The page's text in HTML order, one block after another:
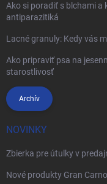
Ako si poradiť s blchami a
antiparazitiká
Lacné granuly: Kedy vás
Ako pripraviť psa na
starostlivosť
Archív
NOVINKY
Zbierka pre útulky v
Nové produkty Gran Carno